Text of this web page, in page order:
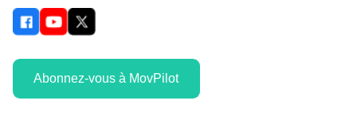
Abonnez-vous à MovPilot